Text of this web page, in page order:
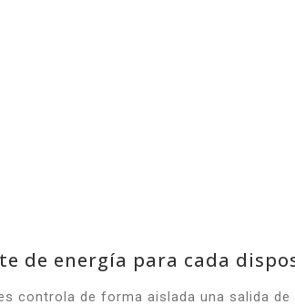
de energía para cada
controla de forma aislada una salida